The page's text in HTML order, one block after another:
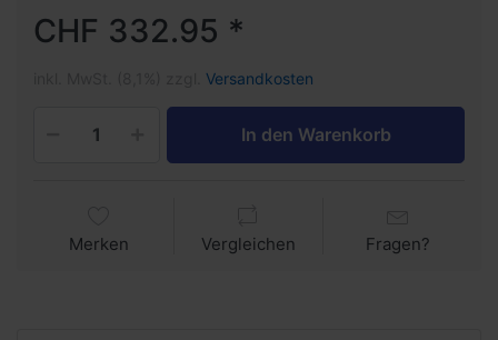
CHF 332.95 *
Versandkosten
In den Warenkorb
Merken Vergleichen Fragen?